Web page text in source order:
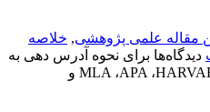
مقاله علمی پژوهشی, خلاصه
دیدگاه‌ها برای نحوه آدرس دهی به
مقاله به چهار روش مختلف ؛ MLA ،APA ،HARVARD و